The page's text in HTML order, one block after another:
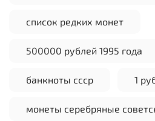
список редких монет
500000 рублей 1995 года
банкноты ссср 1
монеты серебряные